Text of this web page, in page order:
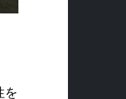
を